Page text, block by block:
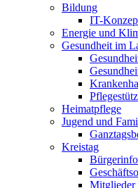
Bildung
IT-
Energie und
Gesundheit im
Heimatpflege
Jugend und
Kreistag
Mitglieder